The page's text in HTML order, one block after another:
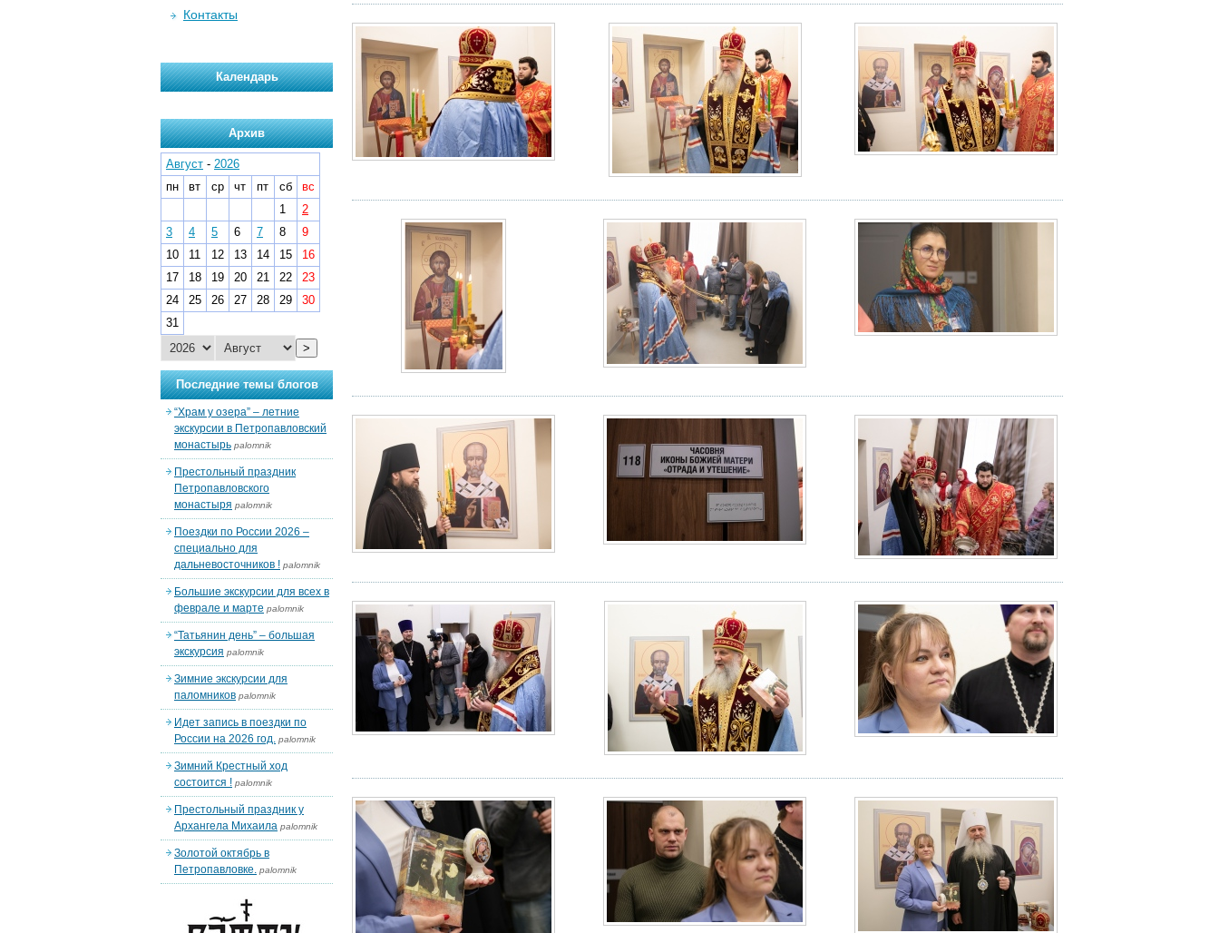
Контакты
Календарь
Архив
Август - 2026
пн
вт ср чт пт сб
вс
1
2
3
4 5 6 7 8
9
10
11 12 13 14 15
16
17
18 19 20 21 22
23
24
25 26 27 28 29
30
31
>
Последние темы блогов
“Храм у озера” – летние
экскурсии в Петропавловский
монастырь palomnik
Престольный праздник
Петропавловского
монастыря palomnik
Поездки по России 2026 –
специально для
дальневосточников ! palomnik
Большие экскурсии для всех в
феврале и марте palomnik
“Татьянин день” – большая
экскурсия palomnik
Зимние экскурсии для
паломников palomnik
Идет запись в поездки по
России на 2026 год. palomnik
Зимний Крестный ход
состоится ! palomnik
Престольный праздник у
Архангела Михаила palomnik
Золотой октябрь в
Петропавловке. palomnik